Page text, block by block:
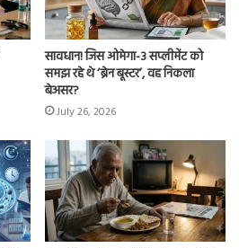
सावधान! जिस ओमेगा-3 सप्लीमेंट को
समझ रहे थे ‘ब्रेन बूस्टर’, वह निकला
बेअसर?
July 26, 2026